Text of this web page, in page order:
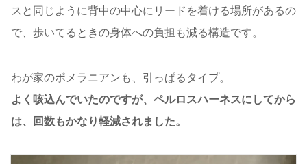
スと同じように背中の中心にリードを着ける場所があるの
で、歩いてるときの身体への負担も減る構造です。
わが家のポメラニアンも、引っぱるタイプ。
よく咳込んでいたのですが、ペルロスハーネスにしてから
は、回数もかなり軽減されました。